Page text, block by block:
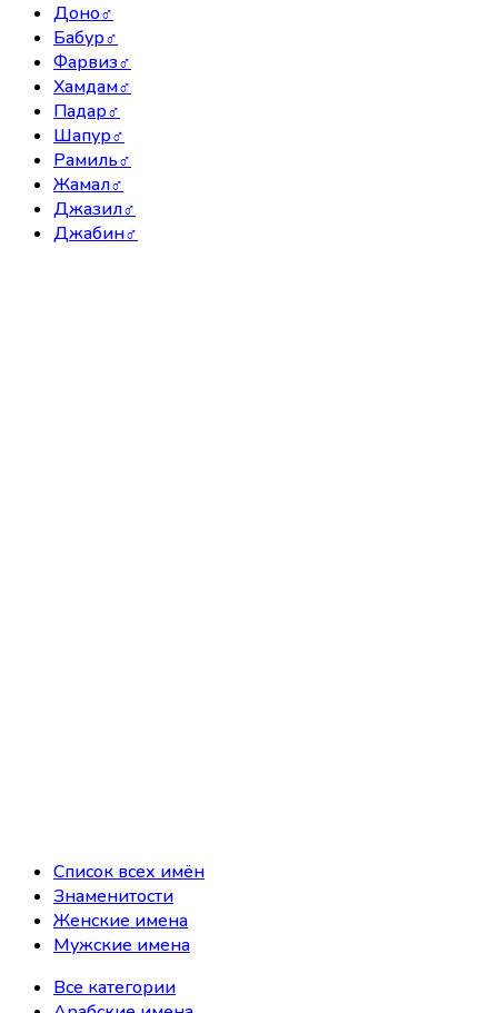
Доно♂
Бабур♂
Фарвиз♂
Хамдам♂
Падар♂
Шапур♂
Рамиль♂
Жамал♂
Джазил♂
Джабин♂
Список всех имён
Знаменитости
Женские имена
Мужские имена
Все категории